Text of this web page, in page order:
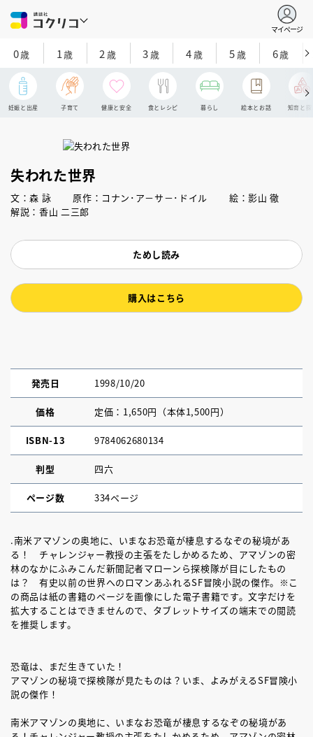
マイページ
0歳 1歳 2 歳 3歳 4歳 5歳 6歳
妊娠と出産 子育て 健康と安全 食とレシピ 暮らし 絵本とお話 知育と探
失われた世界
文：森 詠 原作：コナン･ア－サ－･ドイル 絵：影山 徹
解説：香山 二三郎
ためし読み
購入はこちら
発売日 1998/10/20
価格 定価：1,650円（本体1,500円）
ISBN-13 9784062680134
判型 四六
ページ数 334ページ
.南米アマゾンの奥地に、いまなお恐竜が棲息するなぞの秘境があ
る！ チャレンジャー教授の主張をたしかめるため、アマゾンの密
林のなかにふみこんだ新聞記者マローンら探検隊が目にしたもの
は？ 有史以前の世界へのロマンあふれるSF冒険小説の傑作。※こ
の商品は紙の書籍のページを画像にした電子書籍です。文字だけを
拡大することはできませんので、タブレットサイズの端末での閲読
を推奨します。
恐竜は、まだ生きていた！
アマゾンの秘境で探検隊が見たものは？いま、よみがえるSF冒険小
説の傑作！
南米アマゾンの奥地に、いまなお恐竜が棲息するなぞの秘境があ